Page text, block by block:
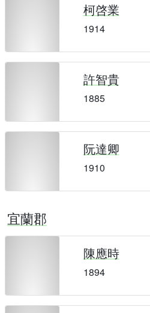
柯啓業
1914
許智貴
1885
阮達卿
1910
宜蘭郡
陳應時
1894